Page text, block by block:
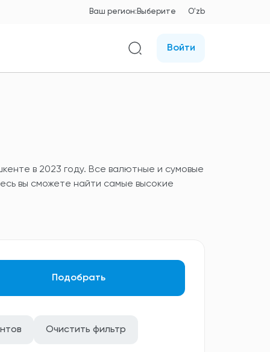
Ваш регион: Выберите O'zb
Войти
в 2023 году. Все валютные и сумовые
вы сможете найти самые высокие
Подобрать
Очистить фильтр